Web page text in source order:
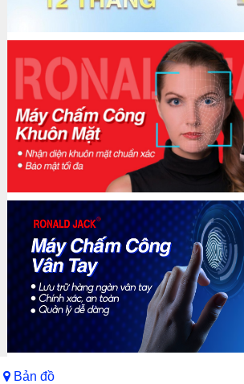
Bản đồ